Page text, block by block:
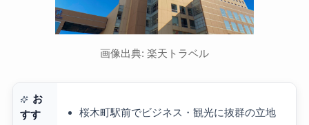
画像出典: 楽天トラベル
お
すす
桜木町駅前でビジネス・観光に抜群の立地